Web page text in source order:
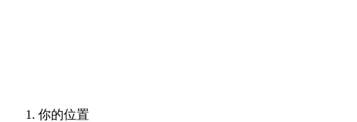
你的位置